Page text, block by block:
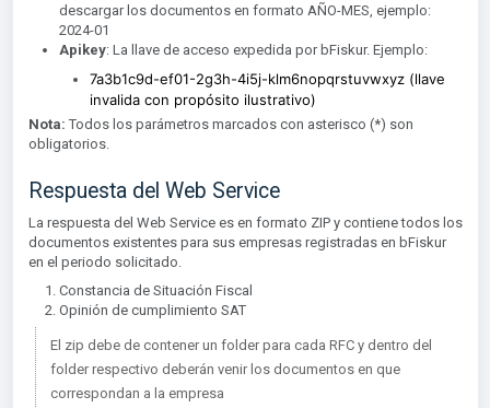
descargar los documentos en formato AÑO-MES, ejemplo:
2024-01
Apikey: La llave de acceso expedida por bFiskur. Ejemplo:
7a3b1c9d-ef01-2g3h-4i5j-klm6nopqrstuvwxyz (llave
invalida con propósito ilustrativo)
Nota: Todos los parámetros marcados con asterisco (*) son
obligatorios.
Respuesta del Web Service
La respuesta del Web Service es en formato ZIP y contiene todos los
documentos existentes para sus empresas registradas en bFiskur
en el periodo solicitado.
Constancia de Situación Fiscal
Opinión de cumplimiento SAT
El zip debe de contener un folder para cada RFC y dentro del
folder respectivo deberán venir los documentos en que
correspondan a la empresa